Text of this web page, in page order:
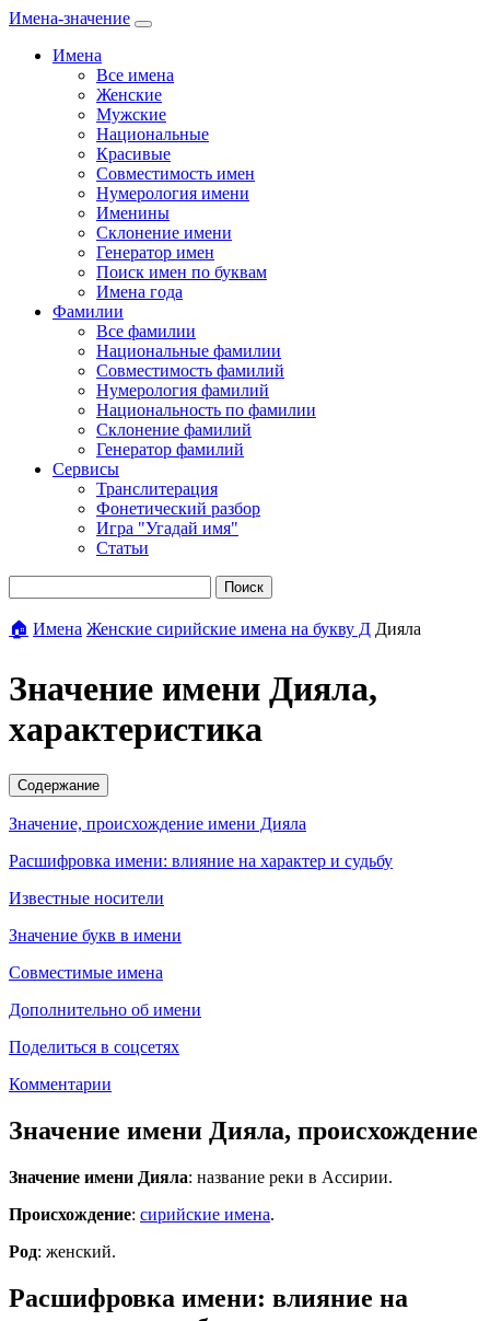
Имена-значение
Имена
Все имена
Женские
Мужские
Национальные
Красивые
Совместимость имен
Нумерология имени
Именины
Склонение имени
Генератор имен
Поиск имен по буквам
Имена года
Фамилии
Все фамилии
Национальные фамилии
Совместимость фамилий
Нумерология фамилий
Национальность по фамилии
Склонение фамилий
Генератор фамилий
Сервисы
Транслитерация
Фонетический разбор
Игра "Угадай имя"
Статьи
Поиск
🏠 Имена Женские сирийские имена на букву Д Дияла
Значение имени Дияла,
характеристика
Содержание
Значение, происхождение имени Дияла
Расшифровка имени: влияние на характер и судьбу
Известные носители
Значение букв в имени
Совместимые имена
Дополнительно об имени
Поделиться в соцсетях
Комментарии
Значение имени Дияла, происхождение
Значение имени Дияла: название реки в Ассирии.
Происхождение: сирийские имена.
Род: женский.
Расшифровка имени: влияние на